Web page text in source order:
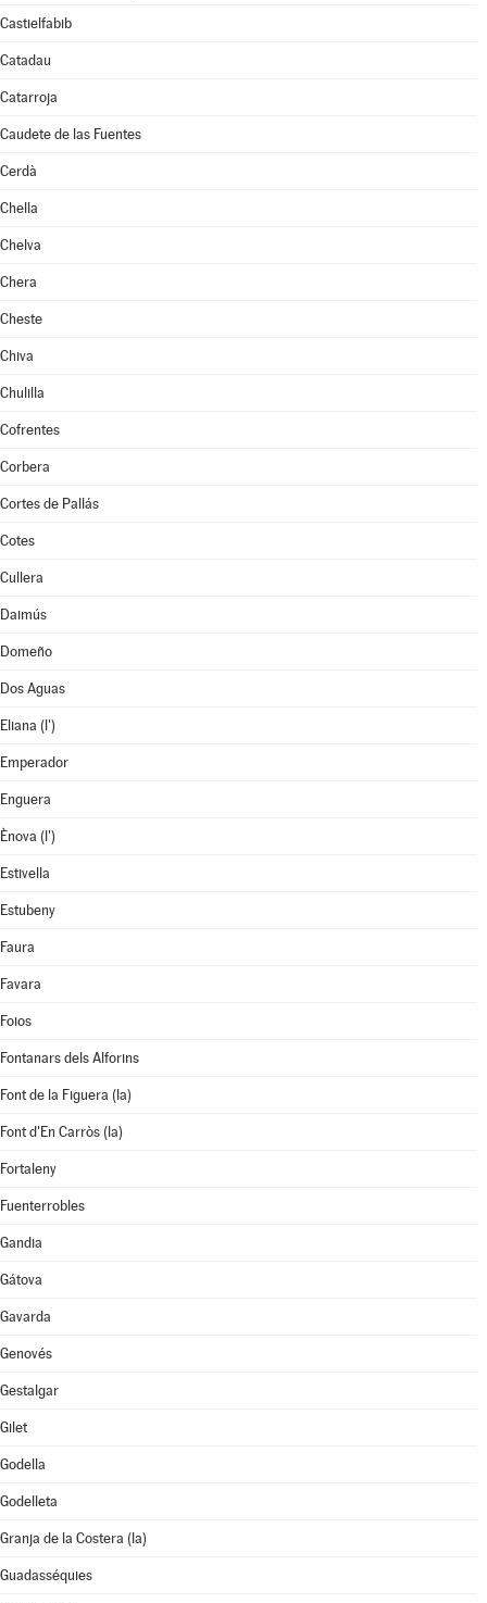
Castielfabib
Catadau
Catarroja
Caudete de las Fuentes
Cerdà
Chella
Chelva
Chera
Cheste
Chiva
Chulilla
Cofrentes
Corbera
Cortes de Pallás
Cotes
Cullera
Daimús
Domeño
Dos Aguas
Eliana (l')
Emperador
Enguera
Ènova (l')
Estivella
Estubeny
Faura
Favara
Foios
Fontanars dels Alforins
Font de la Figuera (la)
Font d'En Carròs (la)
Fortaleny
Fuenterrobles
Gandia
Gátova
Gavarda
Genovés
Gestalgar
Gilet
Godella
Godelleta
Granja de la Costera (la)
Guadasséquies